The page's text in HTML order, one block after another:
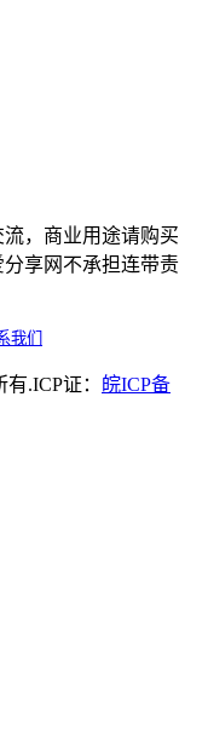
，商业用途请购买
享网不承担连带责
我们
.ICP证： 皖ICP备